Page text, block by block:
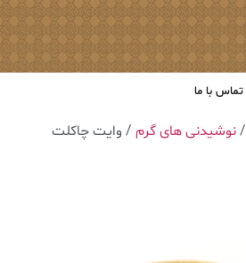
تماس با ما
/نوشیدنی های گرم / ‎وایت چاکلت